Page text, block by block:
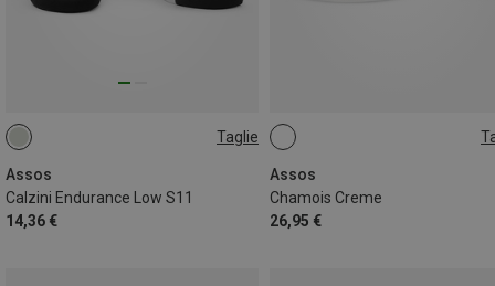
Taglie
Assos
Calzini Endurance Low S11
14,36 €
43|44|45|46
Assos
Chamois Creme
26,95 €
200ML